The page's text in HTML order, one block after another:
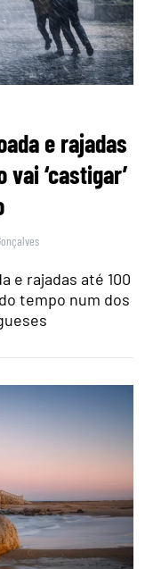
e rajadas
‘castigar’
e rajadas até 100
tempo num dos